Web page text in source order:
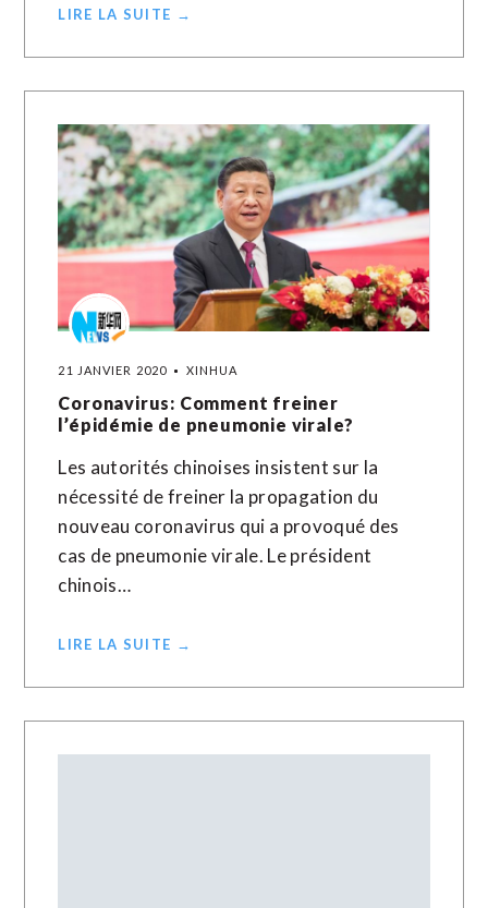
LIRE LA SUITE →
21 JANVIER 2020 XINHUA
Coronavirus: Comment freiner
l’épidémie de pneumonie virale?
Les autorités chinoises insistent sur la
nécessité de freiner la propagation du
nouveau coronavirus qui a provoqué des
cas de pneumonie virale. Le président
chinois…
LIRE LA SUITE →